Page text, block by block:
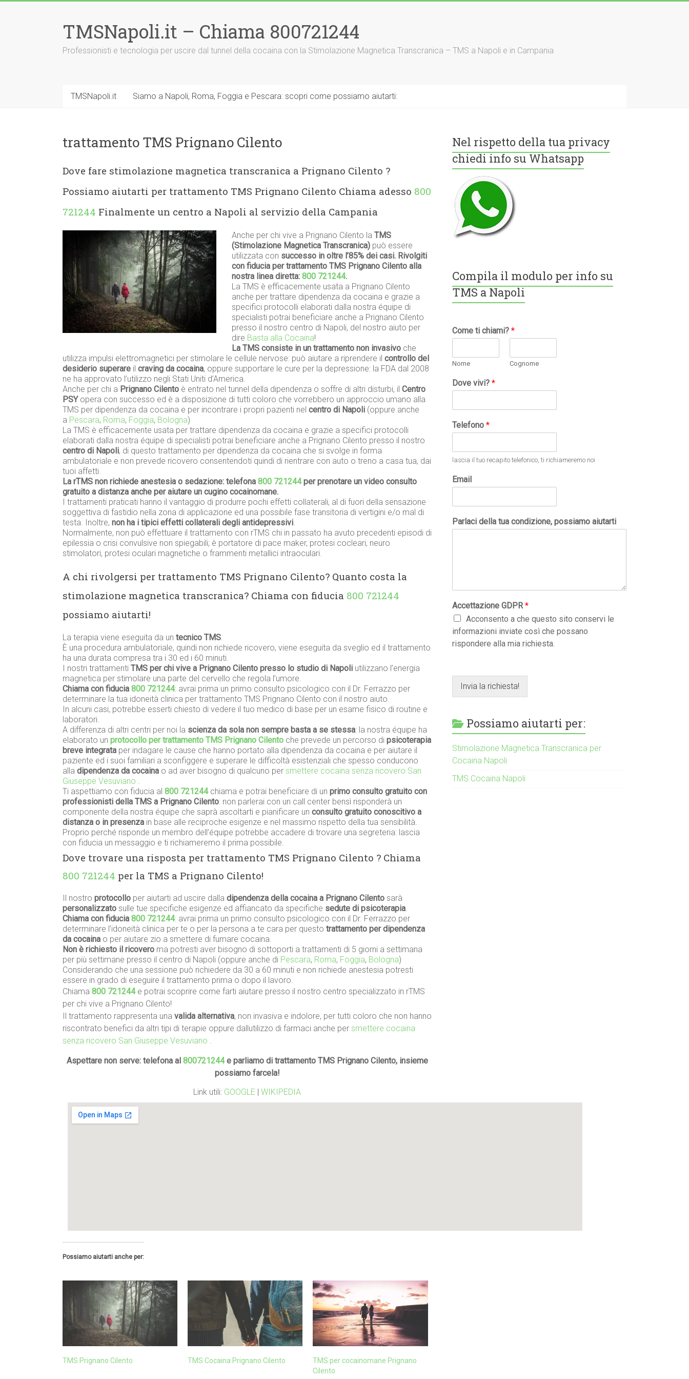
TMSNapoli.it – Chiama 800721244
Professionisti e tecnologia per uscire dal tunnel della cocaina con la Stimolazione Magnetica Transcranica – TMS a Napoli e in Campania
TMSNapoli.it Siamo a Napoli, Roma, Foggia e Pescara: scopri come possiamo aiutarti:
trattamento TMS Prignano Cilento
Dove fare stimolazione magnetica transcranica a Prignano Cilento ?
Possiamo aiutarti per trattamento TMS Prignano Cilento Chiama adesso 800
721244 Finalmente un centro a Napoli al servizio della Campania
Anche per chi vive a Prignano Cilento la TMS
(Stimolazione Magnetica Transcranica) può essere
utilizzata con successo in oltre l’85% dei casi. Rivolgiti
con fiducia per trattamento TMS Prignano Cilento alla
nostra linea diretta: 800 721244.
La TMS è efficacemente usata a Prignano Cilento
anche per trattare dipendenza da cocaina e grazie a
specifici protocolli elaborati dalla nostra équipe di
specialisti potrai beneficiare anche a Prignano Cilento
presso il nostro centro di Napoli, del nostro aiuto per
dire Basta alla Cocaina!
La TMS consiste in un trattamento non invasivo che
utilizza impulsi elettromagnetici per stimolare le cellule nervose: può aiutare a riprendere il controllo del
desiderio superare il craving da cocaina, oppure supportare le cure per la depressione: la FDA dal 2008
ne ha approvato l’utilizzo negli Stati Uniti d’America.
Anche per chi a Prignano Cilento è entrato nel tunnel della dipendenza o soffre di altri disturbi, il Centro
PSYopera con successo ed è a disposizione di tutti coloro che vorrebbero un approccio umano alla
TMS per dipendenza da cocaina e per incontrare i propri pazienti nel centro di Napoli (oppure anche
a Pescara, Roma, Foggia, Bologna)
La TMS è efficacemente usata per trattare dipendenza da cocaina e grazie a specifici protocolli
elaborati dalla nostra équipe di specialisti potrai beneficiare anche a Prignano Cilento presso il nostro
centro di Napoli, di questo trattamento per dipendenza da cocaina che si svolge in forma
ambulatoriale e non prevede ricovero consentendoti quindi di rientrare con auto o treno a casa tua, dai
tuoi affetti.
La rTMS non richiede anestesia o sedazione: telefona 800 721244per prenotare un video consulto
gratuito a distanza anche per aiutare un cugino cocainomane.
I trattamenti praticati hanno il vantaggio di produrre pochi effetti collaterali, al di fuori della sensazione
soggettiva di fastidio nella zona di applicazione ed una possibile fase transitoria di vertigini e/o mal di
testa. Inoltre, non ha i tipici effetti collaterali degli antidepressivi.
Normalmente, non può effettuare il trattamento con rTMS chi in passato ha avuto precedenti episodi di
epilessia o crisi convulsive non spiegabili; è portatore di pace maker, protesi cocleari, neuro
stimolatori, protesi oculari magnetiche o frammenti metallici intraoculari.
A chi rivolgersi per trattamento TMS Prignano Cilento? Quanto costa la
stimolazione magnetica transcranica? Chiama con fiducia 800 721244
possiamo aiutarti!
La terapia viene eseguita da un tecnico TMS.
È una procedura ambulatoriale, quindi non richiede ricovero, viene eseguita da sveglio ed il trattamento
ha una durata compresa tra i 30 ed i 60 minuti.
I nostri trattamenti TMS per chi vive a Prignano Cilento presso lo studio di Napoli utilizzano l’energia
magnetica per stimolare una parte del cervello che regola l’umore.
Chiama con fiducia 800 721244: avrai prima un primo consulto psicologico con il Dr. Ferrazzo per
determinare la tua idoneità clinica per trattamento TMS Prignano Cilento con il nostro aiuto.
In alcuni casi, potrebbe esserti chiesto di vedere il tuo medico di base per un esame fisico di routine e
laboratori.
A differenza di altri centri per noi la scienza da sola non sempre basta a se stessa: la nostra équipe ha
elaborato un protocollo per trattamento TMS Prignano Cilento che prevede un percorso di psicoterapia
breve integrata per indagare le cause che hanno portato alla dipendenza da cocaina e per aiutare il
paziente ed i suoi familiari a sconfiggere e superare le difficoltà esistenziali che spesso conducono
alla dipendenza da cocaina o ad aver bisogno di qualcuno per smettere cocaina senza ricovero San
Giuseppe Vesuviano .
Ti aspettiamo con fiducia al 800 721244chiama e potrai beneficiare di un primo consulto gratuito con
professionisti della TMS a Prignano Cilento: non parlerai con un call center bensì risponderà un
componente della nostra équipe che saprà ascoltarti e pianificare un consulto gratuito conoscitivo a
distanza o in presenza in base alle reciproche esigenze e nel massimo rispetto della tua sensibilità.
Proprio perché risponde un membro dell’équipe potrebbe accadere di trovare una segreteria: lascia
con fiducia un messaggio e ti richiameremo il prima possibile.
Dove trovare una risposta per trattamento TMS Prignano Cilento ? Chiama
800 721244 per la TMS a Prignano Cilento!
Il nostro protocollo per aiutarti ad uscire dalla dipendenza della cocaina a Prignano Cilento sarà
personalizzato sulle tue specifiche esigenze ed affiancato da specifiche sedute di psicoterapia.
Chiama con fiducia 800 721244: avrai prima un primo consulto psicologico con il Dr. Ferrazzo per
determinare l’idoneità clinica per te o per la persona a te cara per questo trattamento per dipendenza
da cocaina o per aiutare zio a smettere di fumare cocaina.
Non è richiesto il ricovero ma potresti aver bisogno di sottoporti a trattamenti di 5 giorni a settimana
per più settimane presso il centro di Napoli (oppure anche di Pescara, Roma, Foggia, Bologna)
Considerando che una sessione può richiedere da 30 a 60 minuti e non richiede anestesia potresti
essere in grado di eseguire il trattamento prima o dopo il lavoro.
Chiama 800 721244e potrai scoprire come farti aiutare presso il nostro centro specializzato in rTMS
per chi vive a Prignano Cilento!
Il trattamento rappresenta una valida alternativa, non invasiva e indolore, per tutti coloro che non hanno
riscontrato benefici da altri tipi di terapie oppure dallutilizzo di farmaci anche per smettere cocaina
senza ricovero San Giuseppe Vesuviano .
Aspettare non serve: telefona al 800721244e parliamo di trattamento TMS Prignano Cilento, insieme
possiamo farcela!
Link utili: GOOGLE | WIKIPEDIA
Possiamo aiutarti anche per:
TMS Prignano Cilento TMS Cocaina Prignano Cilento
TMS per cocainomane Prignano
Cilento
Nel rispetto della tua privacy
chiedi info su Whatsapp
Compila il modulo per info su
TMS a Napoli
Come ti chiami?*
Nome Cognome
Dove vivi?*
Telefono*
lascia il tuo recapito telefonico, ti richiameremo noi
Email
Parlaci della tua condizione, possiamo aiutarti
Accettazione GDPR*
Acconsento a che questo sito conservi le
informazioni inviate così che possano
rispondere alla mia richiesta.
Invia la richiesta!
Possiamo aiutarti per:
Stimolazione Magnetica Transcranica per
Cocaina Napoli
TMS Cocaina Napoli